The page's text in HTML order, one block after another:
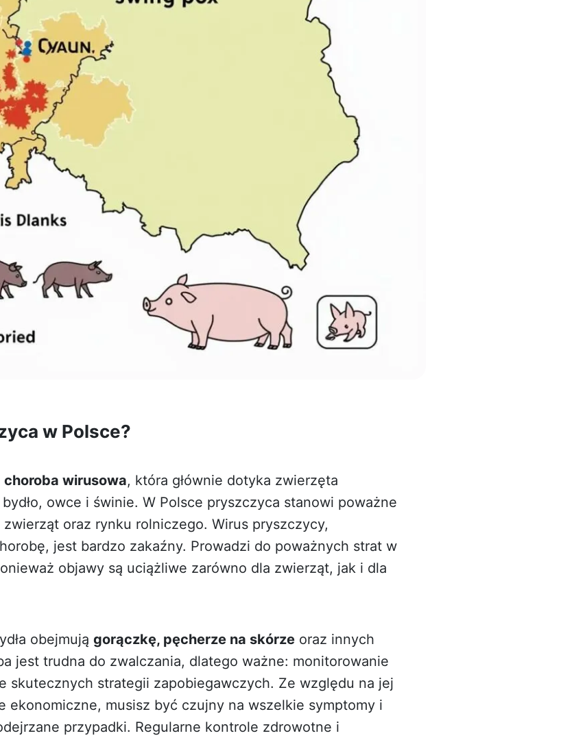
w Polsce?
choroba wirusowa, która głównie dotyka zwierzęta
owce i świnie. W Polsce pryszczyca stanowi poważne
oraz rynku rolniczego. Wirus pryszczycy,
jest bardzo zakaźny. Prowadzi do poważnych strat w
objawy są uciążliwe zarówno dla zwierząt, jak i dla
obejmują gorączkę, pęcherze na skórze oraz innych
jest trudna do zwalczania, dlatego ważne: monitorowanie
skutecznych strategii zapobiegawczych. Ze względu na jej
ekonomiczne, musisz być czujny na wszelkie symptomy i
przypadki. Regularne kontrole zdrowotne i